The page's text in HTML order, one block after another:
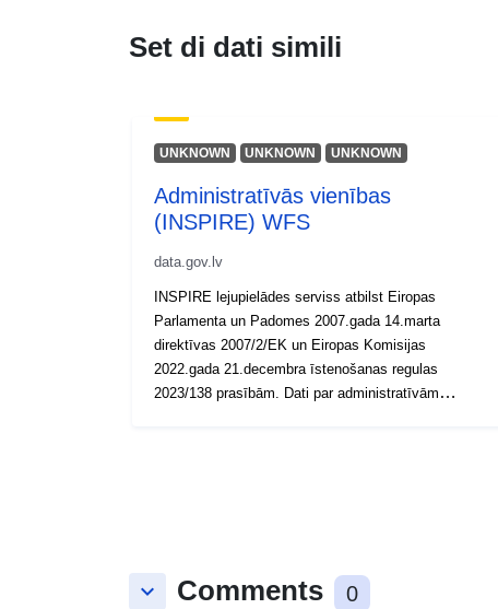
Set di dati simili
UNKNOWN UNKNOWN UNKNOWN
Administratīvās vienības
(INSPIRE) WFS
data.gov.lv
INSPIRE lejupielādes serviss atbilst Eiropas
Parlamenta un Padomes 2007.gada 14.marta
direktīvas 2007/2/EK un Eiropas Komisijas
2022.gada 21.decembra īstenošanas regulas
2023/138 prasībām. Dati par administratīvām
keyboard_arrow_down Comments 0